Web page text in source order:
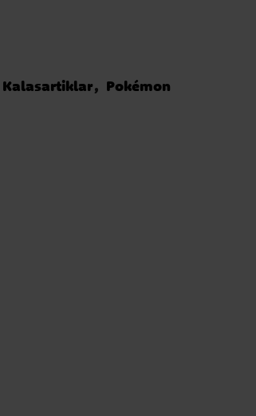
Kalasartiklar Pokémon